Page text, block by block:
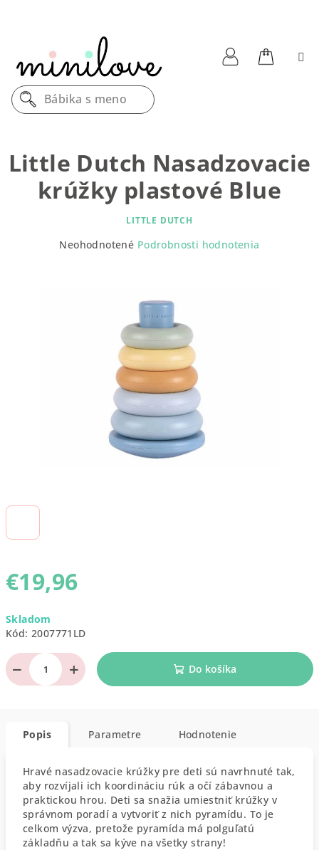
Bábika s menom
€19,96
cena:
Skladom
Kód: 2007771LD
+
− Do košíka
Little Dutch Nasadzovacie
krúžky plastové Blue
LITTLE DUTCH
Neohodnotené Podrobnosti hodnotenia
Popis Parametre Hodnotenie
Hravé nasadzovacie krúžky pre deti sú navrhnuté tak,
aby rozvíjali ich koordináciu rúk a očí zábavnou a
praktickou hrou. Deti sa snažia umiestniť krúžky v
správnom poradí a vytvoriť z nich pyramídu. To je
celkom výzva, pretože pyramída má polguľatú
základňu a tak sa kýve na všetky strany!